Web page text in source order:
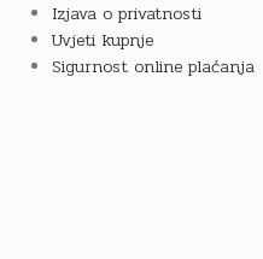
Izjava o privatnosti
Uvjeti kupnje
Sigurnost online plaćanja